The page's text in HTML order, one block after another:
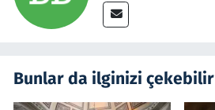
Bunlar da ilginizi çekebilir